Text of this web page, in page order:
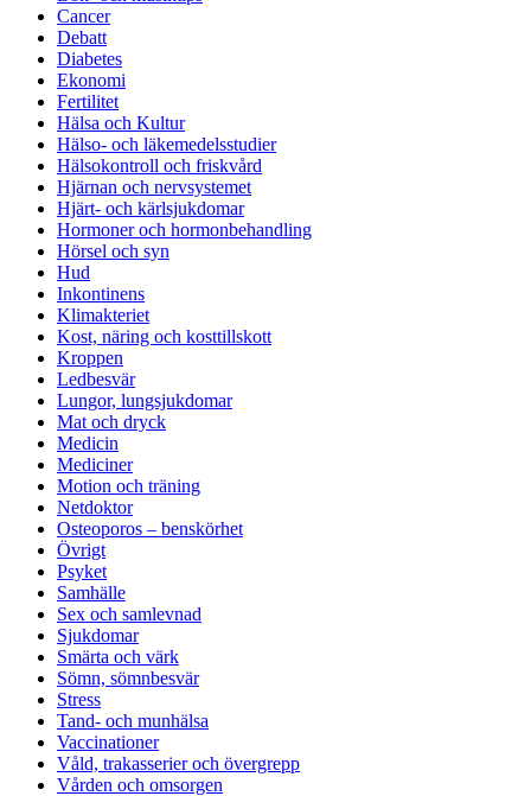
Cancer
Debatt
Diabetes
Ekonomi
Fertilitet
Hälsa och Kultur
Hälso- och läkemedelsstudier
Hälsokontroll och friskvård
Hjärnan och nervsystemet
Hjärt- och kärlsjukdomar
Hormoner och hormonbehandling
Hörsel och syn
Hud
Inkontinens
Klimakteriet
Kost, näring och kosttillskott
Kroppen
Ledbesvär
Lungor, lungsjukdomar
Mat och dryck
Medicin
Mediciner
Motion och träning
Netdoktor
Osteoporos – benskörhet
Övrigt
Psyket
Samhälle
Sex och samlevnad
Sjukdomar
Smärta och värk
Sömn, sömnbesvär
Stress
Tand- och munhälsa
Vaccinationer
Våld, trakasserier och övergrepp
Vården och omsorgen